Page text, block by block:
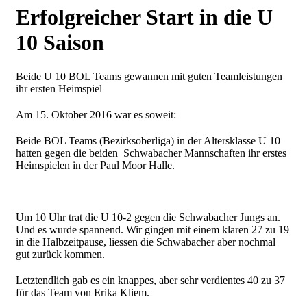
Erfolgreicher Start in die U
10 Saison
Beide U 10 BOL Teams gewannen mit guten Teamleistungen
ihr ersten Heimspiel
Am 15. Oktober 2016 war es soweit:
Beide BOL Teams (Bezirksoberliga) in der Altersklasse U 10
hatten gegen die beiden Schwabacher Mannschaften ihr erstes
Heimspielen in der Paul Moor Halle.
Um 10 Uhr trat die U 10-2 gegen die Schwabacher Jungs an.
Und es wurde spannend. Wir gingen mit einem klaren 27 zu 19
in die Halbzeitpause, liessen die Schwabacher aber nochmal
gut zurück kommen.
Letztendlich gab es ein knappes, aber sehr verdientes 40 zu 37
für das Team von Erika Kliem.